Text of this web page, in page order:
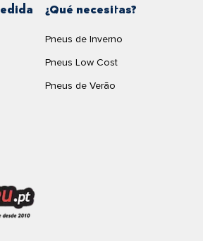
¿Qué necesitas?
Pneus de Inverno
Pneus Low Cost
Pneus de Verão